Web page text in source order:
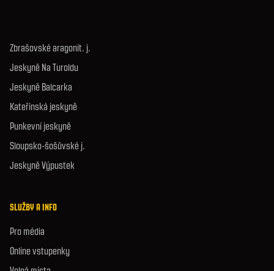
Zbrašovské aragonit. j.
Jeskyně Na Turoldu
Jeskyně Balcarka
Kateřinská jeskyně
Punkevní jeskyně
Sloupsko-šošůvské j.
Jeskyně Výpustek
SLUŽBY A INFO
Pro média
Online vstupenky